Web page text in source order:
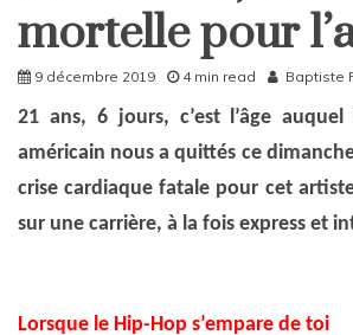
mortelle pour
9 décembre 2019 4 min read Baptiste
21 ans, 6 jours, c’est l’âge
américain nous a quittés ce
crise cardiaque fatale pour cet
sur une carrière, à la fois express et
Lorsque le Hip-Hop s’empare de toi